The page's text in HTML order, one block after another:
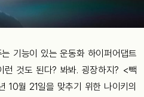
기능이 있는 운동화 하이퍼어댑트
런 것도 된다? 봐봐. 굉장하지? <빽
10월 21일을 맞추기 위한 나이키의